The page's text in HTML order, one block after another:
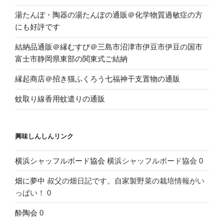
湯たんぽ・陶器の湯たんぽの通販＠化学物質過敏症の方
にも好評です
結納品通販＠縁むすび＠三島市沼津市伊豆市伊豆の国市
富士市静岡県東部の関東式ご結納
縁起商店＠招き猫ふくろう七福神干支置物の通販
蚊取り線香用蚊遣りの通販
興味しんしんリンク
横浜シャッフルボード協会 横浜シャッフルボード協会 0
畑に夢中 叔父の畑日記です。自家製野菜の栽培情報がい
っぱい！ 0
酔陶会 0